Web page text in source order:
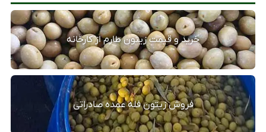
خرید و قیمت زیتون طارم از کارخانه
فروش زیتون فله عمده صادراتی